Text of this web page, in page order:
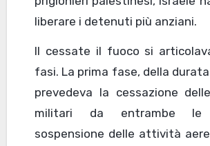
liberare i detenuti più anziani.
Il cessate il fuoco si
fasi. La prima fase, della
prevedeva la cessazione
militari da entrambe
sospensione delle attività